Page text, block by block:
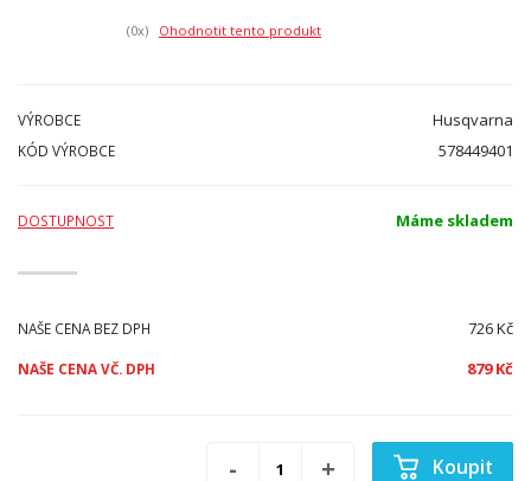
(0x) Ohodnotit tento produkt
VÝROBCE Husqvarna
KÓD VÝROBCE 578449401
DOSTUPNOST Máme skladem
NAŠE CENA BEZ DPH 726 Kč
NAŠE CENA VČ. DPH 879 Kč
Koupit